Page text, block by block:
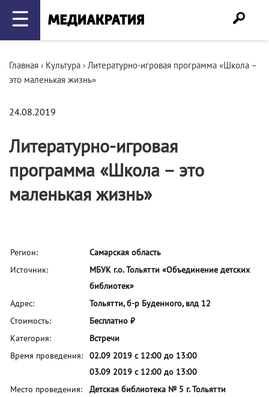
☰
Главная › Культура › Литературно-игровая программа «Школа –
это маленькая жизнь»
24.08.2019
Литературно-игровая
программа «Школа – это
маленькая жизнь»
Регион:
Самарская область
Источник:
МБУК г.о. Тольятти «Объединение детских
библиотек»
Адрес:
Тольятти, б-р Буденного, влд 12
Стоимость:
Бесплатно ₽
Категория:
Встречи
Время проведения:
02.09 2019 с 12:00 до 13:00
03.09 2019 с 12:00 до 13:00
Место проведения:
Детская библиотека № 5 г. Тольятти